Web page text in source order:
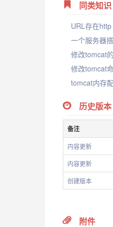
同类知识
URL存在
修改tomcat
修改tomcat
tomcat内存
历史版本
备注
内容更新
内容更新
创建版本
附件